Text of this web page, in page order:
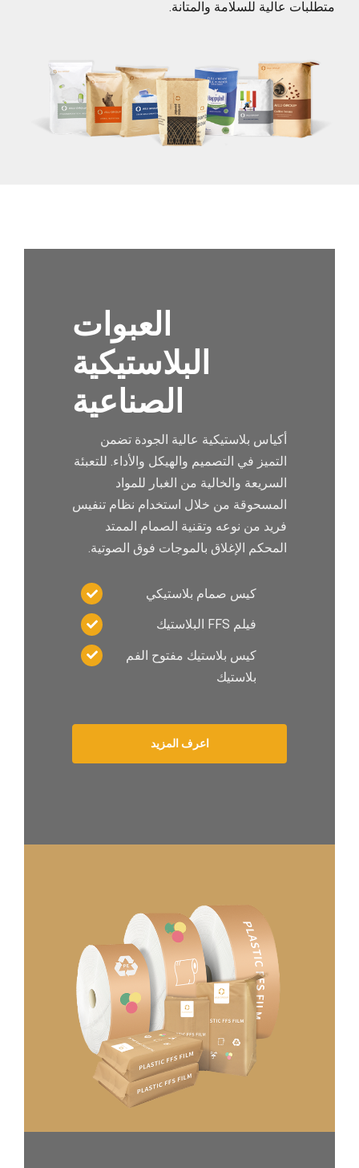
متطلبات عالية للسلامة والمتانة.
العبوات
البلاستيكية
الصناعية
أكياس بلاستيكية عالية الجودة تضمن
التميز في التصميم والهيكل والأداء. للتعبئة
السريعة والخالية من الغبار للمواد
المسحوقة من خلال استخدام نظام تنفيس
فريد من نوعه وتقنية الصمام الممتد
المحكم الإغلاق بالموجات فوق الصوتية.
كيس صمام بلاستيكي
فيلم FFS البلاستيك
كيس بلاستيك مفتوح الفم
بلاستيك
اعرف المزيد